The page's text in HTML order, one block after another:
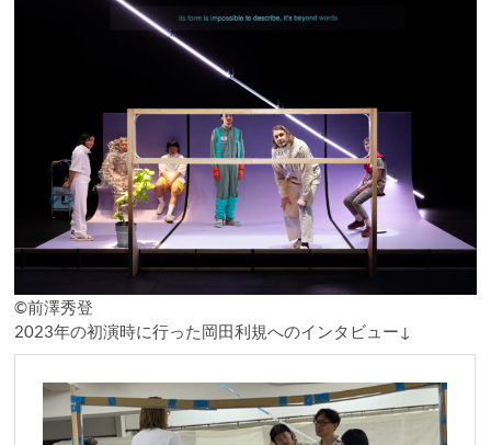
©前澤秀登
2023年の初演時に行った岡田利規へのインタビュー↓